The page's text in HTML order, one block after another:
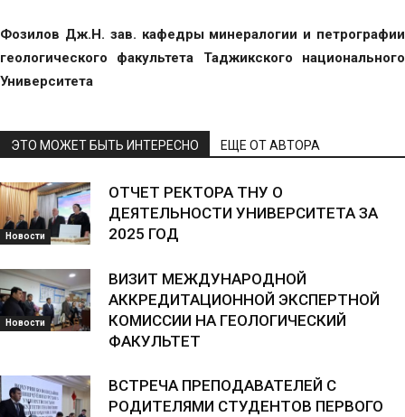
Фозилов Дж.Н. зав. кафедры минералогии и петрографии
геологического факультета Таджикского национального
Университета
ЭТО МОЖЕТ БЫТЬ ИНТЕРЕСНО ЕЩЕ ОТ АВТОРА
Новости
ОТЧЕТ РЕКТОРА ТНУ О
ДЕЯТЕЛЬНОСТИ УНИВЕРСИТЕТА ЗА
2025 ГОД
Новости
ВИЗИТ МЕЖДУНАРОДНОЙ
АККРЕДИТАЦИОННОЙ ЭКСПЕРТНОЙ
КОМИССИИ НА ГЕОЛОГИЧЕСКИЙ
ФАКУЛЬТЕТ
ВСТРЕЧА ПРЕПОДАВАТЕЛЕЙ С
РОДИТЕЛЯМИ СТУДЕНТОВ ПЕРВОГО